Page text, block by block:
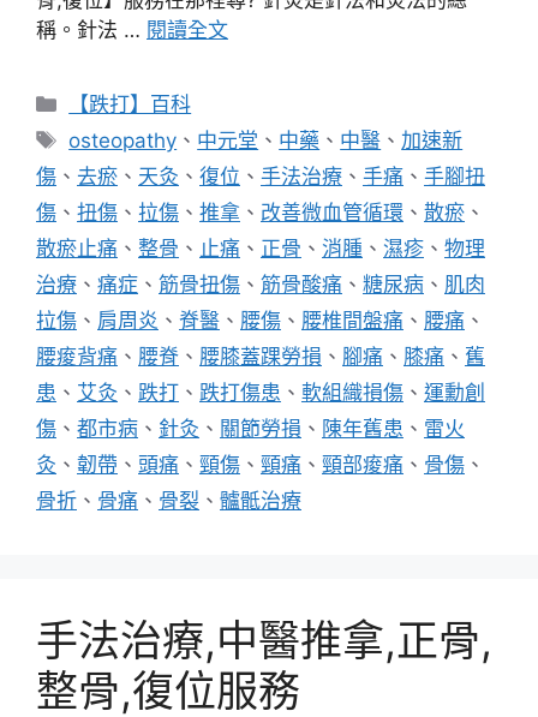
稱。針法 … 閱讀全文
分
類
【跌打】百科
標
籤
osteopathy 、 中元堂 、 中藥 、 中醫 、加速新
傷 、 去瘀 、 天灸 、 復位 、 手法治療 、 手痛 、 手腳扭
傷 、 扭傷 、 拉傷 、 推拿 、 改善微血管循環 、 散瘀 、
散瘀止痛 、 整骨 、 止痛 、 正骨 、 消腫 、 濕疹 、 物理
治療 、 痛症 、 筋骨扭傷 、 筋骨酸痛 、 糖尿病 、 肌肉
拉傷 、 肩周炎 、 脊醫 、 腰傷 、 腰椎間盤痛 、 腰痛 、
腰痠背痛 、 腰脊 、 腰膝蓋踝勞損 、 腳痛 、 膝痛 、 舊
患 、 艾灸 、 跌打 、 跌打傷患 、 軟組織損傷 、 運勳創
傷 、 都市病 、 針灸 、 關節勞損 、 陳年舊患 、 雷火
灸 、 韌帶 、 頭痛 、 頸傷 、 頸痛 、 頸部痠痛 、 骨傷 、
骨折 、 骨痛 、 骨裂 、 髗骶治療
手法治療,中醫推拿,正骨,
整骨,復位服務